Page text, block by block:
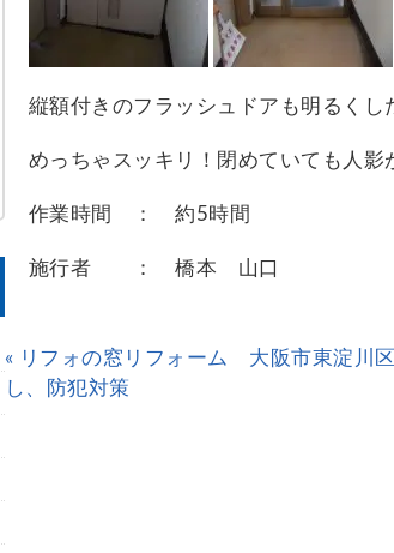
縦額付きのフラッシュドアも明るくし
めっちゃスッキリ！閉めていても人影
作業時間 ： 約5時間
施行者 ： 橋本 山口
« リフォの窓リフォーム 大阪市東淀川
し、防犯対策